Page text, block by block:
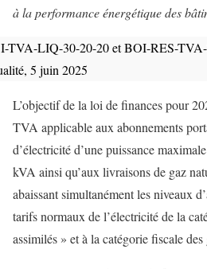
à la performance énergétique des
TVA-LIQ-30-20-20 et BOI-RES-
5 juin 2025
L’objectif de la loi de finances pour
TVA applicable aux abonnements
d’électricité d’une puissance
kVA ainsi qu’aux livraisons de gaz
abaissant simultanément les niveaux
tarifs normaux de l’électricité de la
assimilés » et à la catégorie fiscale